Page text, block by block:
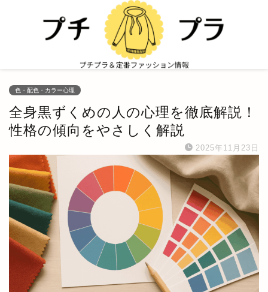
色・配色・カラー心理
全身黒ずくめの人の心理を徹底解説！
性格の傾向をやさしく解説
2025年11月23日